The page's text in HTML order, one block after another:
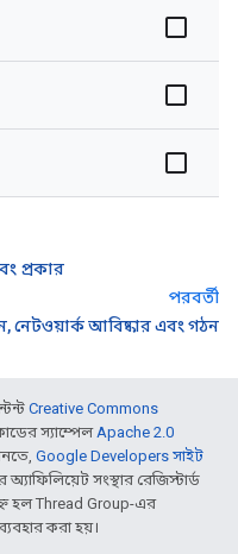
প্রকার
পরবর্তী
নেটওয়ার্ক আবিষ্কার এবং গঠন
Creative Commons
স্যাম্পেল Apache 2.0
Google Developers সাইট
সংস্থার রেজিস্টার্ড
হল Thread Group-এর
করা হয়।